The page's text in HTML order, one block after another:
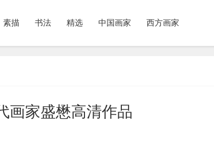
素描 书法 精选 中国画家 西方画家
画家盛懋高清作品